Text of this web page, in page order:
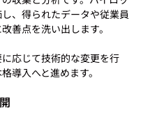
、得られたデータや従業員
善点を洗い出します。
応じて技術的な変更を行